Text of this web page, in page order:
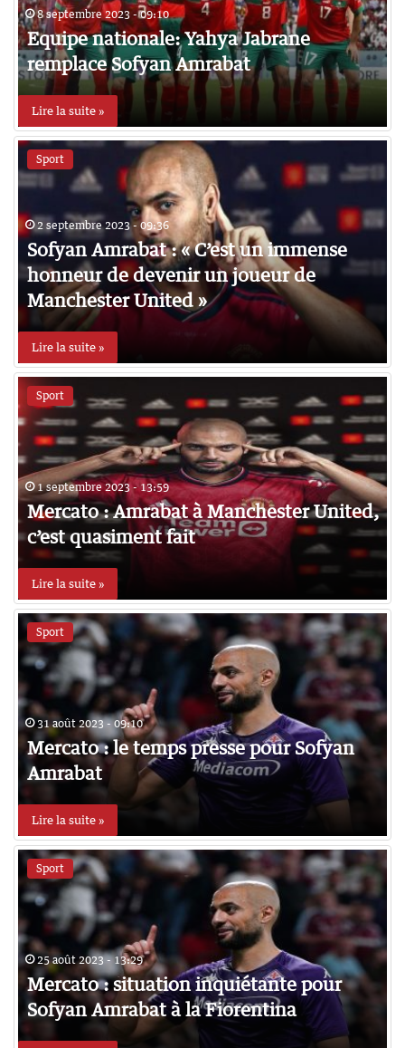
8 septembre 2023 - 09:10
Equipe nationale: Yahya Jabrane
remplace Sofyan Amrabat
Lire la suite »
Sport
2 septembre 2023 - 09:36
Sofyan Amrabat : « C’est un immense
honneur de devenir un joueur de
Manchester United »
Lire la suite »
Sport
1 septembre 2023 - 13:59
Mercato : Amrabat à Manchester United,
c’est quasiment fait
Lire la suite »
Sport
31 août 2023 - 09:10
Mercato : le temps presse pour Sofyan
Amrabat
Lire la suite »
Sport
25 août 2023 - 13:29
Mercato : situation inquiétante pour
Sofyan Amrabat à la Fiorentina